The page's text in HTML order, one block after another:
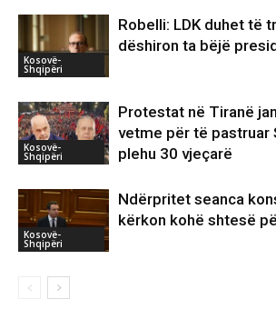
Kosovë-
Shqipëri
Robelli: LDK duhet të
dëshiron ta bëjë
Kosovë-
Shqipëri
Protestat në Tiranë
vetme për të pastruar
plehu 30 vjeçarë
Kosovë-
Shqipëri
Ndërpritet seanca
kërkon kohë shtesë